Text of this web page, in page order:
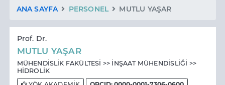
ANA SAYFA PERSONEL MUTLU YAŞAR
Prof. Dr.
MUTLU YAŞAR
MÜHENDİSLİK FAKÜLTESİ >> İNŞAAT MÜHENDİSLİĞİ >>
HİDROLİK